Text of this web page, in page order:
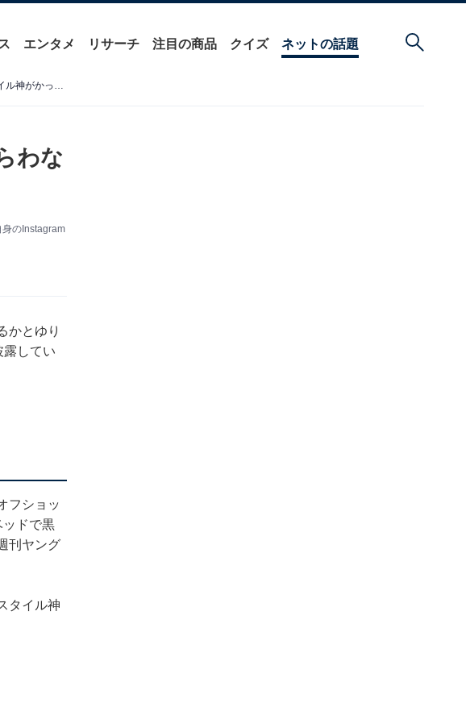
エンタメ リサーチ 注目の商品 クイズ ネットの話題
「エッチで最高」現役上智大生・かとゆり、谷間あらわなランジェリー姿を披露！ 「スタイル神がかってる」
わな
のInstagram
かとゆり
露してい
フショッ
ッドで黒
刊ヤング
タイル神